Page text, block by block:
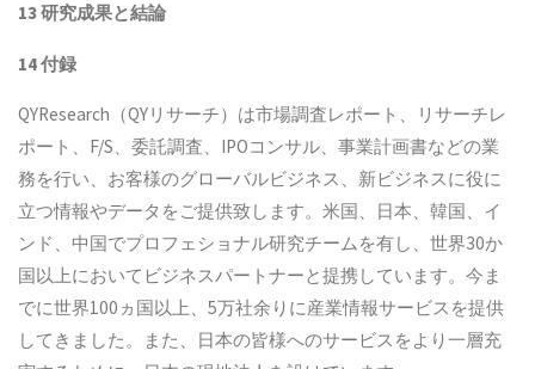
13 研究成果と結論
14 付録
QYResearch（QYリサーチ）は市場調査レポート、リサーチレ
ポート、F/S、委託調査、IPOコンサル、事業計画書などの業
務を行い、お客様のグローバルビジネス、新ビジネスに役に
立つ情報やデータをご提供致します。米国、日本、韓国、イ
ンド、中国でプロフェショナル研究チームを有し、世界30か
国以上においてビジネスパートナーと提携しています。今ま
でに世界100ヵ国以上、5万社余りに産業情報サービスを提供
してきました。また、日本の皆様へのサービスをより一層充